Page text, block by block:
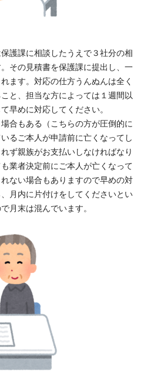
護課に相談したうえで３社分の相
その見積書を保護課に提出し、一
ます。対応の仕方うんぬんは全く
と、担当な方によっては１週間以
早めに対応してください。
合もある（こちらの方が圧倒的に
るご本人が申請前に亡くなってし
ず親族がお支払いしなければなり
業者決定前にご本人が亡くなって
ない場合もありますので早めの対
月内に片付けをしてくださいとい
月末は混んでいます。